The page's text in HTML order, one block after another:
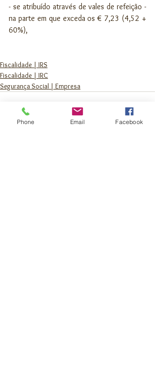
- se atribuído através de vales de refeição -
na parte em que exceda os € 7,23 (4,52 +
60%),
Fiscalidade | IRS
Fiscalidade | IRC
Segurança Social | Empresa
Phone Email Facebook